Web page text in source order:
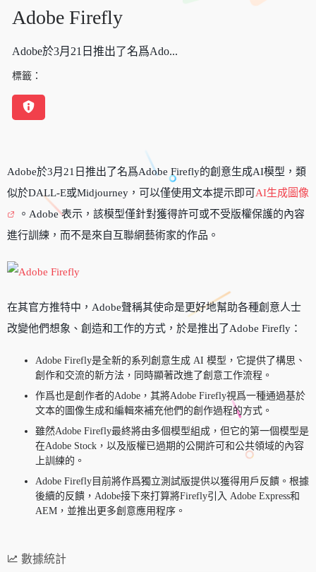
Adobe Firefly
Adobe於3月21日推出了名爲Ado...
標籤：
Adobe於3月21日推出了名爲Adobe Firefly的創意生成AI模型，類
似於DALL-E或Midjourney，可以僅使用文本提示即可AI生成圖像
。Adobe 表示，該模型僅針對獲得許可或不受版權保護的內容
進行訓練，而不是來自互聯網藝術家的作品。
在其官方推特中，Adobe聲稱其使命是更好地幫助各種創意人士
改變他們想象、創造和工作的方式，於是推出了Adobe Firefly：
Adobe Firefly是全新的系列創意生成 AI 模型，它提供了構思、
創作和交流的新方法，同時顯著改進了創意工作流程。
作爲也是創作者的Adobe，其將Adobe Firefly視爲一種通過基於
文本的圖像生成和編輯來補充他們的創作過程的方式。
雖然Adobe Firefly最終將由多個模型組成，但它的第一個模型是
在Adobe Stock，以及版權已過期的公開許可和公共領域的內容
上訓練的。
Adobe Firefly目前將作爲獨立測試版提供以獲得用戶反饋。根據
後續的反饋，Adobe接下來打算將Firefly引入 Adobe Express和
AEM，並推出更多創意應用程序。
數據統計